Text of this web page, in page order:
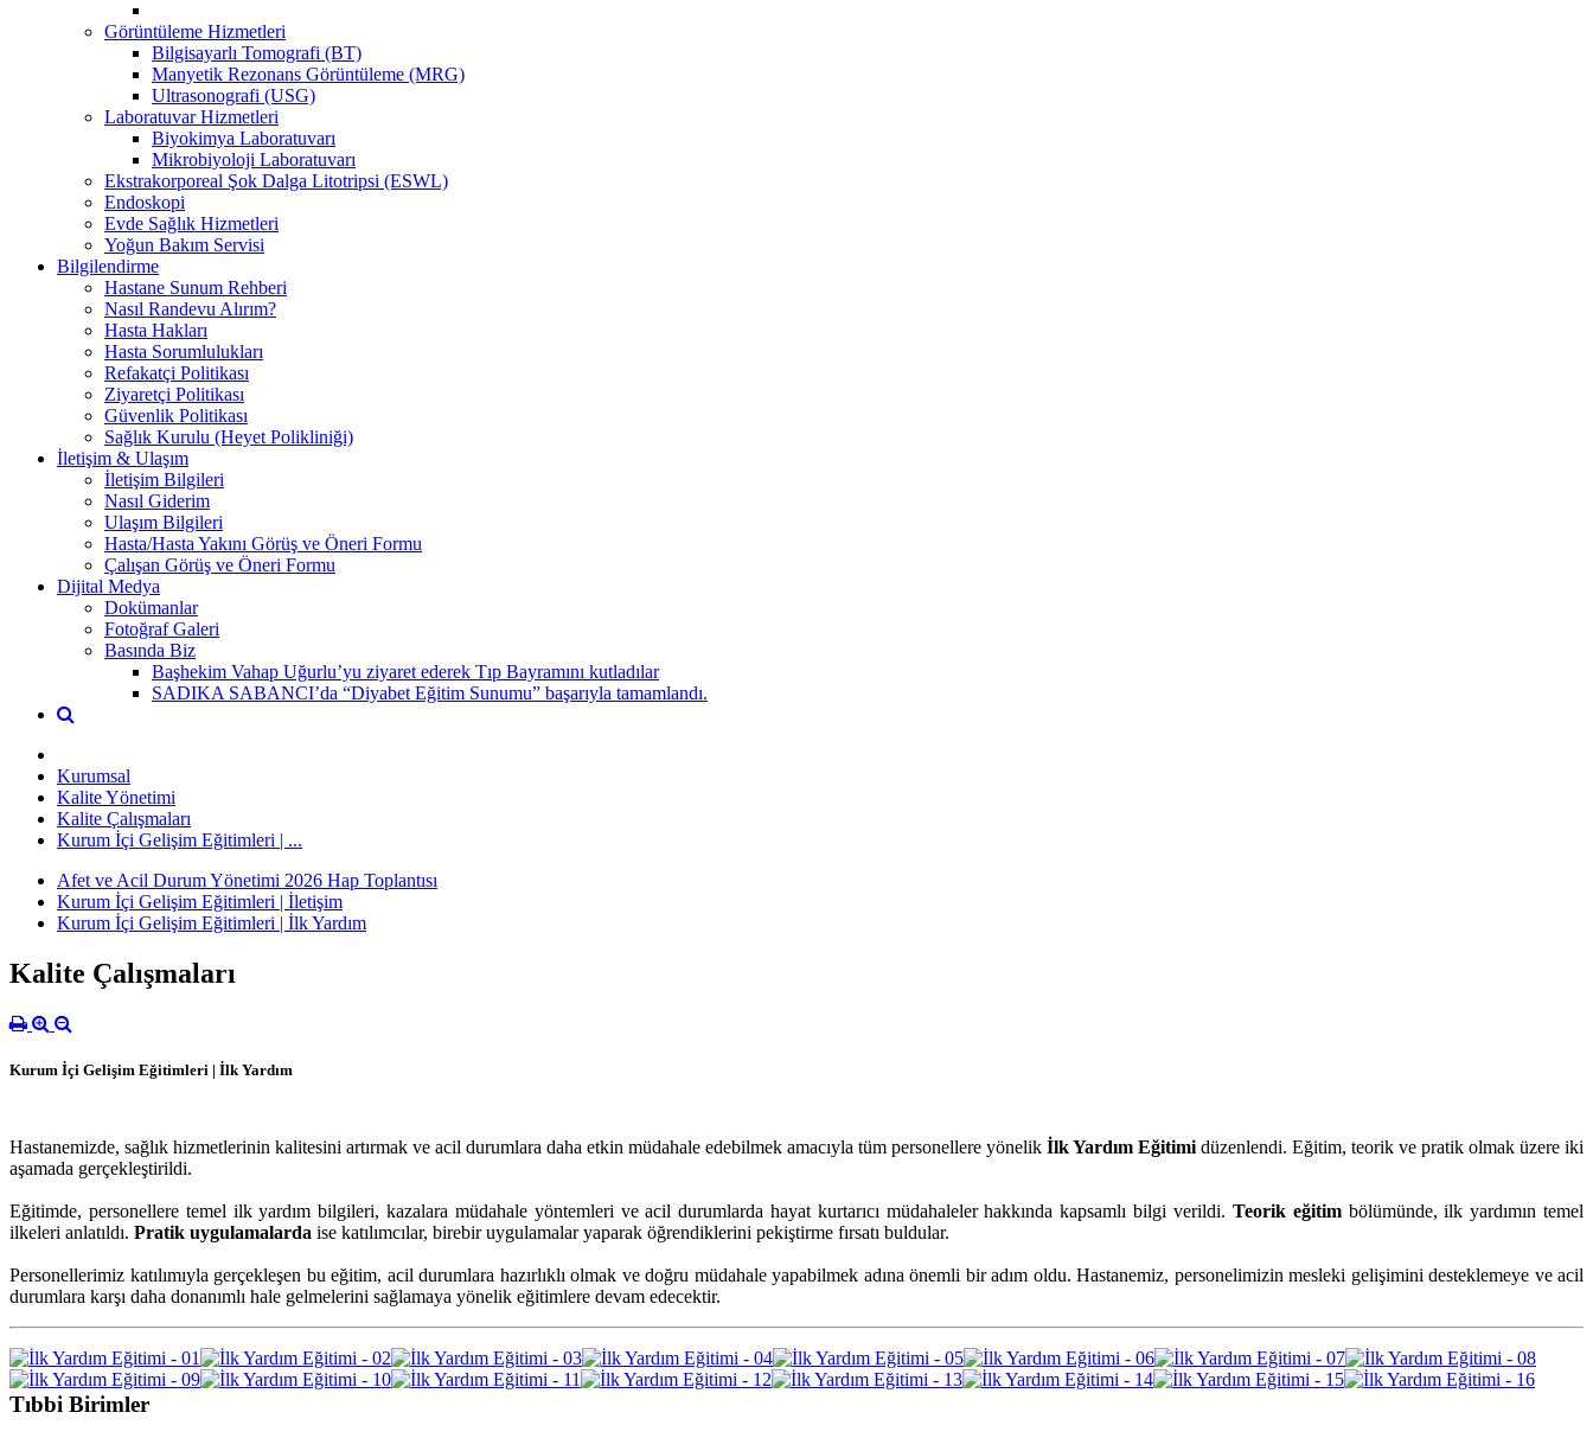
Görüntüleme Hizmetleri
Bilgisayarlı Tomografi (BT)
Manyetik Rezonans Görüntüleme (MRG)
Ultrasonografi (USG)
Laboratuvar Hizmetleri
Biyokimya Laboratuvarı
Mikrobiyoloji Laboratuvarı
Ekstrakorporeal Şok Dalga Litotripsi (ESWL)
Endoskopi
Evde Sağlık Hizmetleri
Yoğun Bakım Servisi
Bilgilendirme
Hastane Sunum Rehberi
Nasıl Randevu Alırım?
Hasta Hakları
Hasta Sorumlulukları
Refakatçi Politikası
Ziyaretçi Politikası
Güvenlik Politikası
Sağlık Kurulu (Heyet Polikliniği)
İletişim & Ulaşım
İletişim Bilgileri
Nasıl Giderim
Ulaşım Bilgileri
Hasta/Hasta Yakını Görüş ve Öneri Formu
Çalışan Görüş ve Öneri Formu
Dijital Medya
Dokümanlar
Fotoğraf Galeri
Basında Biz
Başhekim Vahap Uğurlu’yu ziyaret ederek Tıp Bayramını kutladılar
SADIKA SABANCI’da “Diyabet Eğitim Sunumu” başarıyla tamamlandı.
Kurumsal
Kalite Yönetimi
Kalite Çalışmaları
Kurum İçi Gelişim Eğitimleri | ...
Afet ve Acil Durum Yönetimi 2026 Hap Toplantısı
Kurum İçi Gelişim Eğitimleri | İletişim
Kurum İçi Gelişim Eğitimleri | İlk Yardım
Kalite Çalışmaları
Kurum İçi Gelişim Eğitimleri | İlk Yardım
Hastanemizde, sağlık hizmetlerinin kalitesini artırmak ve acil durumlara daha etkin müdahale edebilmek amacıyla tüm personellere yönelik İlk Yardım Eğitimi düzenlendi. Eğitim, teorik ve pratik olmak üzere iki
aşamada gerçekleştirildi.
Eğitimde, personellere temel ilk yardım bilgileri, kazalara müdahale yöntemleri ve acil durumlarda hayat kurtarıcı müdahaleler hakkında kapsamlı bilgi verildi. Teorik eğitimbölümünde, ilk yardımın temel
ilkeleri anlatıldı. Pratik uygulamalarda ise katılımcılar, birebir uygulamalar yaparak öğrendiklerini pekiştirme fırsatı buldular.
Personellerimiz katılımıyla gerçekleşen bu eğitim, acil durumlara hazırlıklı olmak ve doğru müdahale yapabilmek adına önemli bir adım oldu. Hastanemiz, personelimizin mesleki gelişimini desteklemeye ve acil
durumlara karşı daha donanımlı hale gelmelerini sağlamaya yönelik eğitimlere devam edecektir.
Tıbbi Birimler